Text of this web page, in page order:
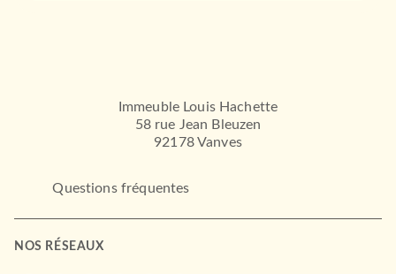
Immeuble Louis Hachette
58 rue Jean Bleuzen
92178 Vanves
Questions fréquentes
NOS RÉSEAUX